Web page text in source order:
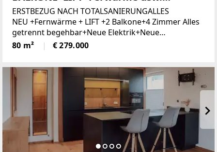
(Provisionsfrei)
ERSTBEZUG NACH TOTALSANIERUNGALLES
NEU +Fernwärme + LIFT +2 Balkone+4 Zimmer Alles
getrennt begehbar+Neue Elektrik+Neue
Türen+Neues Bad+Neuer Parkett+Neue
80 m² € 279.000